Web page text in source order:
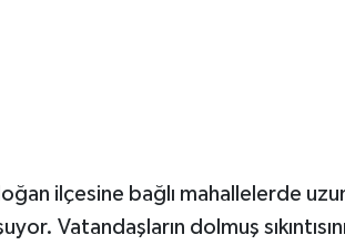
ilçesine bağlı mahallelerde
Vatandaşların dolmuş